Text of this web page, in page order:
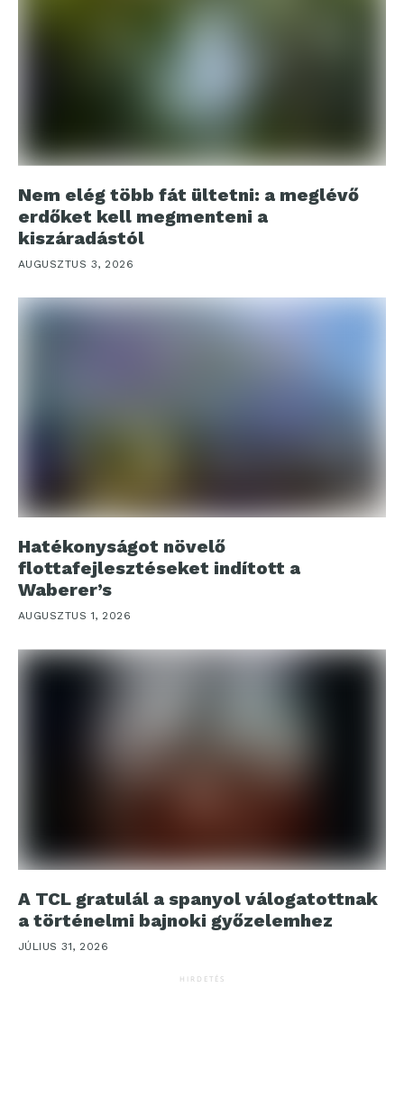
Nem elég több fát ültetni: a meglévő
erdőket kell megmenteni a
kiszáradástól
AUGUSZTUS 3, 2026
Hatékonyságot növelő
flottafejlesztéseket indított a
Waberer’s
AUGUSZTUS 1, 2026
A TCL gratulál a spanyol válogatottnak
a történelmi bajnoki győzelemhez
JÚLIUS 31, 2026
HIRDETÉS